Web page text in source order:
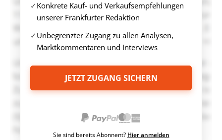
Konkrete Kauf- und Verkaufsempfehlungen
unserer Frankfurter Redaktion
Unbegrenzter Zugang zu allen Analysen,
Marktkommentaren und Interviews
JETZT ZUGANG SICHERN
Sie sind bereits Abonnent? Hier anmelden